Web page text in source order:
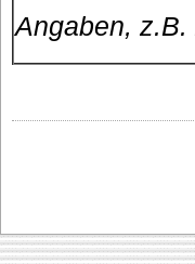
Angaben,